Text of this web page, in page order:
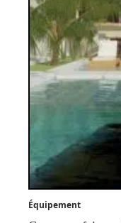
Équipement